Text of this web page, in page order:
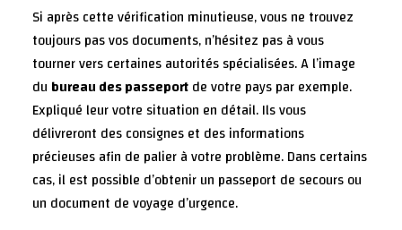
Si après cette vérification minutieuse, vous ne trouvez
toujours pas vos documents, n’hésitez pas à vous
tourner vers certaines autorités spécialisées. A l’image
du bureau des passeportde votre pays par exemple.
Expliqué leur votre situation en détail. Ils vous
délivreront des consignes et des informations
précieuses afin de palier à votre problème. Dans certains
cas, il est possible d’obtenir un passeport de secours ou
un document de voyage d’urgence.